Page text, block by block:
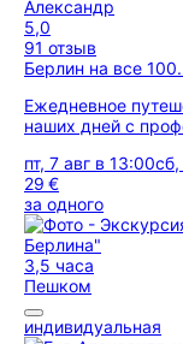
Александр
5,0
91 отзыв
Берлин на все
Ежедневное
наших дней с
пт, 7 авг в 13:00сб,
29 €
за одного
3,5 часа
Пешком
индивидуальная